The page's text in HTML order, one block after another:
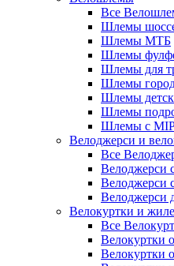
Все
Шлемы
Шлемы МТБ
Шлемы
Шлемы для
Шлемы
Шлемы
Шлемы
Шлемы с
Велоджерси и
Все
Велоджерси
Велоджерси
Велоджерси
Велокуртки и
Все
Велокуртки
Велокуртки